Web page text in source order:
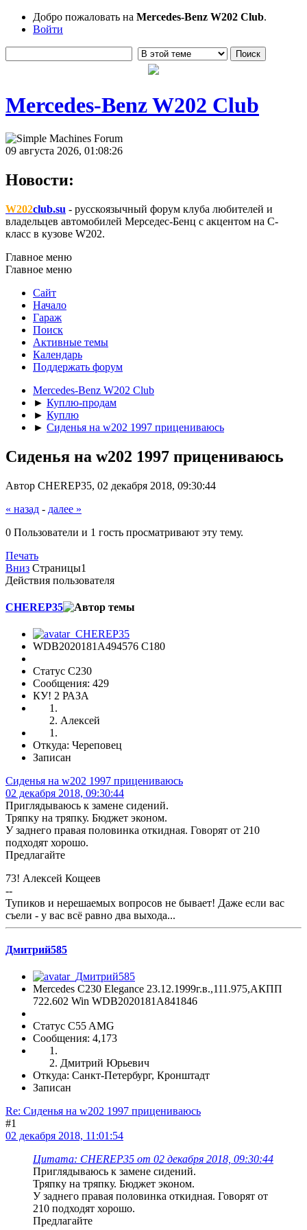
Добро пожаловать на Mercedes-Benz W202 Club.
Войти
Mercedes-Benz W202 Club
09 августа 2026, 01:08:26
Новости:
W202club.su - русскоязычный форум клуба любителей и
владельцев автомобилей Мерседес-Бенц с акцентом на C-
класс в кузове W202.
Главное меню
Главное меню
Сайт
Начало
Гараж
Поиск
Активные темы
Календарь
Поддержать форум
Mercedes-Benz W202 Club
► Куплю-продам
► Куплю
► Сиденья на w202 1997 прицениваюсь
Сиденья на w202 1997 прицениваюсь
Автор CHEREP35, 02 декабря 2018, 09:30:44
« назад - далее »
0 Пользователи и 1 гость просматривают эту тему.
Печать
Вниз Страницы1
Действия пользователя
CHEREP35
WDB2020181A494576 C180
Статус C230
Сообщения: 429
КУ! 2 РАЗА
Алексей
Откуда: Череповец
Записан
Сиденья на w202 1997 прицениваюсь
02 декабря 2018, 09:30:44
Приглядываюсь к замене сидений.
Тряпку на тряпку. Бюджет эконом.
У заднего правая половинка откидная. Говорят от 210
подходят хорошо.
Предлагайте
73! Алексей Кощеев
--
Тупиков и нерешаемых вопросов не бывает! Даже если вас
съели - у вас всё равно два выхода...
Дмитрий585
Mercedes C230 Elegance 23.12.1999г.в.,111.975,АКПП
722.602 Win WDB2020181A841846
Статус C55 AMG
Сообщения: 4,173
Дмитрий Юрьевич
Откуда: Санкт-Петербург, Кронштадт
Записан
Re: Сиденья на w202 1997 прицениваюсь
#1
02 декабря 2018, 11:01:54
Цитата: CHEREP35 от 02 декабря 2018, 09:30:44
Приглядываюсь к замене сидений.
Тряпку на тряпку. Бюджет эконом.
У заднего правая половинка откидная. Говорят от
210 подходят хорошо.
Предлагайте